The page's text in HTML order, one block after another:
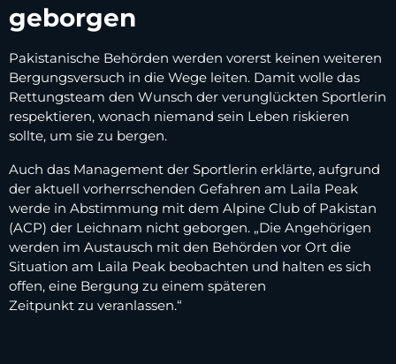
geborgen
Pakistanische Behörden werden vorerst keinen weiteren
Bergungsversuch in die Wege leiten. Damit wolle das
Rettungsteam den Wunsch der verunglückten Sportlerin
respektieren, wonach niemand sein Leben riskieren
sollte, um sie zu bergen.
Auch das Management der Sportlerin erklärte, aufgrund
der aktuell vorherrschenden Gefahren am Laila Peak
werde in Abstimmung mit dem Alpine Club of Pakistan
(ACP) der Leichnam nicht geborgen. „Die Angehörigen
werden im Austausch mit den Behörden vor Ort die
Situation am Laila Peak beobachten und halten es sich
offen, eine Bergung zu einem späteren
Zeitpunkt zu veranlassen.“